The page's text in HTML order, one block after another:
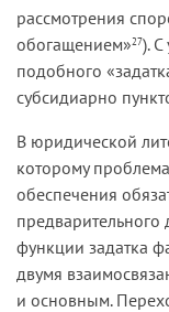
рассмотрения
обогащением»27).
подобного
субсидиарно
В юридической
которому
обеспечения
предварительного
функции задатка
двумя
и основным.